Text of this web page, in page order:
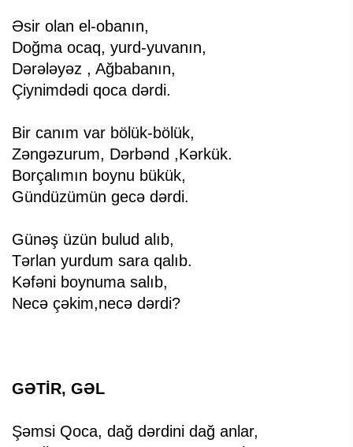
Əsir olan el-obanın,
Doğma ocaq, yurd-yuvanın,
Dərələyəz , Ağbabanın,
Çiynimdədi qoca dərdi.
Bir canım var bölük-bölük,
Zəngəzurum, Dərbənd ,Kərkük.
Borçalımın boynu bükük,
Gündüzümün gecə dərdi.
Günəş üzün bulud alıb,
Tərlan yurdum sara qalıb.
Kəfəni boynuma salıb,
Necə çəkim,necə dərdi?
GƏTİR, GƏL
Şəmsi Qoca, dağ dərdini dağ anlar,